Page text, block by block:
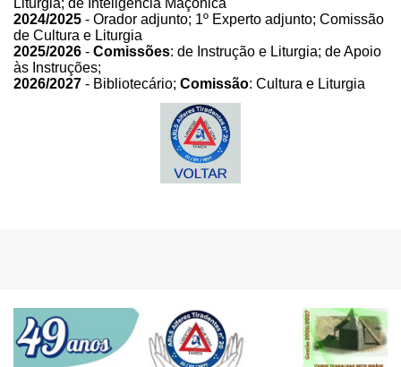
Liturgia; de Inteligência Maçônica
2024/2025 - Orador adjunto; 1º Experto adjunto; Comissão
de Cultura e Liturgia
2025/2026 - Comissões: de Instrução e Liturgia; de Apoio
às Instruções;
2026/2027 - Bibliotecário; Comissão: Cultura e Liturgia